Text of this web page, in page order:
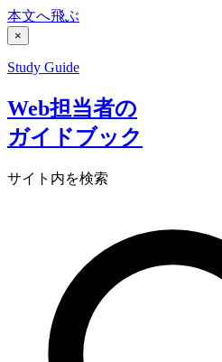
本文へ飛ぶ
×
Study Guide
Web担当者の
ガイドブック
サイト内を検索